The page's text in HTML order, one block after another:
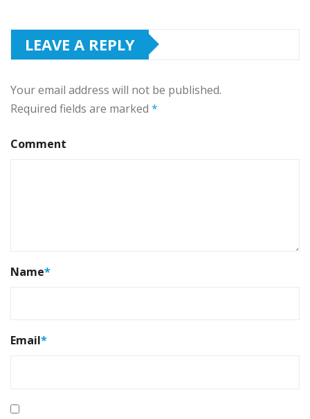
LEAVE A REPLY
Your email address will not be published.
Required fields are marked *
Comment
Name*
Email*